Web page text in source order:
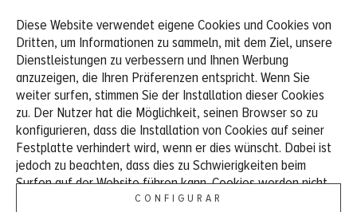
Diese Website verwendet eigene Cookies und Cookies von
Dritten, um Informationen zu sammeln, mit dem Ziel, unsere
Dienstleistungen zu verbessern und Ihnen Werbung
anzuzeigen, die Ihren Präferenzen entspricht. Wenn Sie
weiter surfen, stimmen Sie der Installation dieser Cookies
zu. Der Nutzer hat die Möglichkeit, seinen Browser so zu
konfigurieren, dass die Installation von Cookies auf seiner
Festplatte verhindert wird, wenn er dies wünscht. Dabei ist
jedoch zu beachten, dass dies zu Schwierigkeiten beim
Surfen auf der Website führen kann. Cookies werden nicht
zum Sammeln personenbezogener Daten verwendet. Sie
CONFIGURAR
ES EU EN FR DE
CAMPINGPLATZ UND BUNGALOWS
UNTERKÜNFTE
Finden Sie Ihre ideale Unterkunft mitten in der Natur. Auf
unserem Campingplatz finden Sie Optionen für jeden